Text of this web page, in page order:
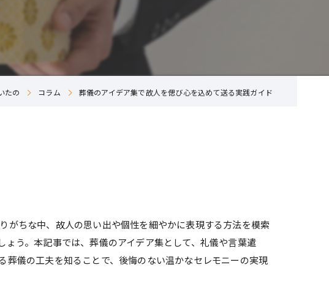
経験者
未経験
たの コラム 葬儀のアイデア集で故人を偲び心を込めて送る実践ガイド
がちな中、故人の思い出や個性を細やかに表現する方法を模索
う。本記事では、葬儀のアイデア集として、礼儀や言葉遣
儀の工夫を知ることで、後悔のない温かなセレモニーの実現